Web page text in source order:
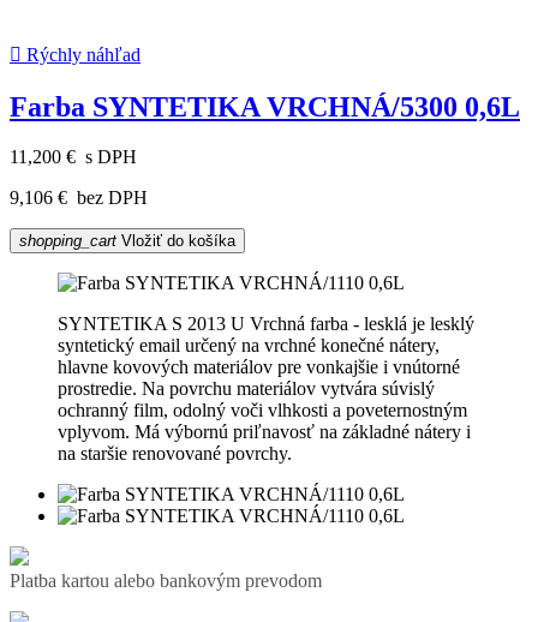
 Rýchly náhľad
Farba SYNTETIKA VRCHNÁ/5300 0,6L
11,200 € s DPH
9,106 € bez DPH
shopping_cart Vložiť do košíka
SYNTETIKA S 2013 U Vrchná farba - lesklá je lesklý
syntetický email určený na vrchné konečné nátery,
hlavne kovových materiálov pre vonkajšie i vnútorné
prostredie. Na povrchu materiálov vytvára súvislý
ochranný film, odolný voči vlhkosti a poveternostným
vplyvom. Má výbornú priľnavosť na základné nátery i
na staršie renovované povrchy.
Platba kartou alebo bankovým prevodom